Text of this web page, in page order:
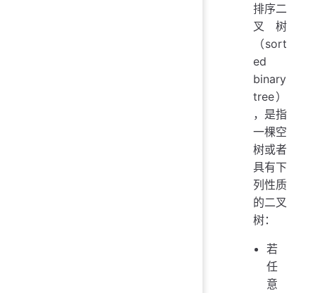
排序二
叉树
（sort
ed
binary
tree）
，是指
一棵空
树或者
具有下
列性质
的二叉
树：
若
任
意